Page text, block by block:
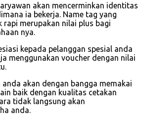
akan mencerminkan identitas
ia bekerja. Name tag yang
rapi merupakan nilai plus bagi
nya.
kepada pelanggan spesial anda
menggunakan voucher dengan nilai
akan dengan bangga memakai
baik dengan kualitas cetakan
tidak langsung akan
anda.